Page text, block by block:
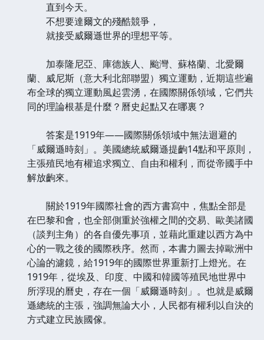
直到今天。
不想要達爾文的殘酷競爭，
就接受威爾遜世界的理想平等。
加泰隆尼亞、庫德族人、颱灣、蘇格蘭、北愛爾
蘭、威尼斯（意大利北部聯盟）獨立運動，近期這些遍
布全球的獨立運動風起雲湧，在國際關係領域，它們共
同的理論根基是什麼？曆史起點又在哪裏？
答案是1919年——國際關係領域中無法迴避的
「威爾遜時刻」。美國總統威爾遜提齣14點和平原則，
主張殖民地有權追求獨立、自由和權利，而從帝國手中
解放齣來。
關於1919年國際社會的西方書寫中，焦點全部是
在巴黎和會，也全部側重於強權之間的交易、歐美諸國
（談判主角）的各自優先事項，並藉此重建以西方為中
心的一戰之後的國際秩序。然而，本書力圖去掉歐洲中
心論的濾鏡，給1919年的國際世界重新打上燈光。在
1919年，從埃及、印度、中國和韓國等殖民地世界中
所浮現的曆史，存在一個「威爾遜時刻」。也就是威爾
遜總統的主張，強調無論大小，人民都有權利以自決的
方式建立民族國傢。